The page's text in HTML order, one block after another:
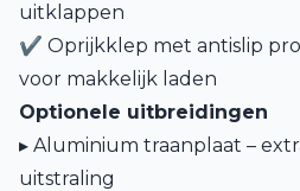
uitklappen
✔ Oprijkklep met antislip
voor makkelijk laden
Optionele uitbreidingen
▸ Aluminium traanplaat –
uitstraling